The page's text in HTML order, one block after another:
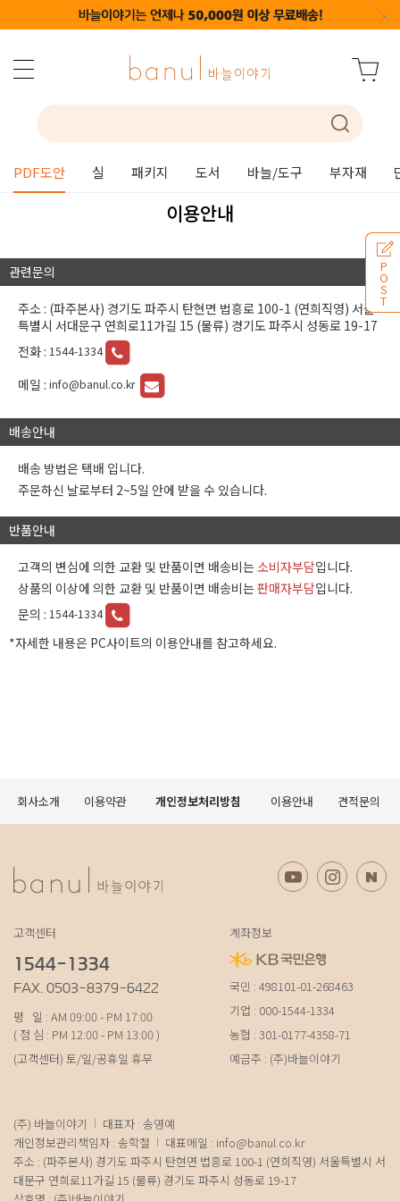
PDF도안 실 패키지 도서 바늘/도구 부자재
P
O
S
T
이용안내
관련문의
주소 : (파주본사) 경기도 파주시 탄현면 법흥로 100-1 (연희직영) 서울
특별시 서대문구 연희로11가길 15 (물류) 경기도 파주시 성동로 19-17
전화 : 1544-1334
메일 : info@banul.co.kr
배송안내
배송 방법은 택배 입니다.
주문하신 날로부터 2~5일 안에 받을 수 있습니다.
반품안내
고객의 변심에 의한 교환 및 반품이면 배송비는소비자부담입니다.
상품의 이상에 의한 교환 및 반품이면 배송비는판매자부담입니다.
문의 : 1544-1334
*자세한 내용은 PC사이트의 이용안내를 참고하세요.
회사소개 이용약관 개인정보처리방침 이용안내 견적문의
고객센터
1544-1334
FAX. 0503-8379-6422
평 일 : AM 09:00 - PM 17:00
( 점 심 : PM 12:00 - PM 13:00 )
(고객센터) 토/일/공휴일 휴무
계좌정보
국민 : 498101-01-268463
기업 : 000-1544-1334
농협 : 301-0177-4358-71
예금주 : (주)바늘이야기
(주) 바늘이야기
대표자 : 송영예
개인정보관리책임자 : 송학철
대표메일 : info@banul.co.kr
주소 : (파주본사) 경기도 파주시 탄현면 법흥로 100-1 (연희직영) 서울특별시 서
대문구 연희로11가길 15 (물류) 경기도 파주시 성동로 19-17